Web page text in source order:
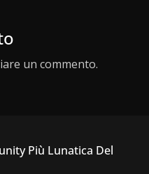
un commento.
Più Lunatica Del